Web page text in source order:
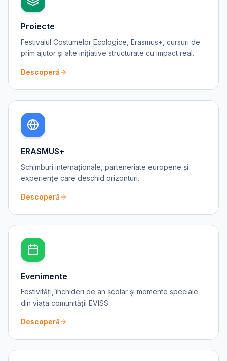
Proiecte
Festivalul Costumelor Ecologice, Erasmus+, cursuri de
prim ajutor și alte inițiative structurate cu impact real.
Descoperă
ERASMUS+
Schimburi internaționale, parteneriate europene și
experiențe care deschid orizonturi.
Descoperă
Evenimente
Festivități, închideri de an școlar și momente speciale
din viața comunității EVISS.
Descoperă